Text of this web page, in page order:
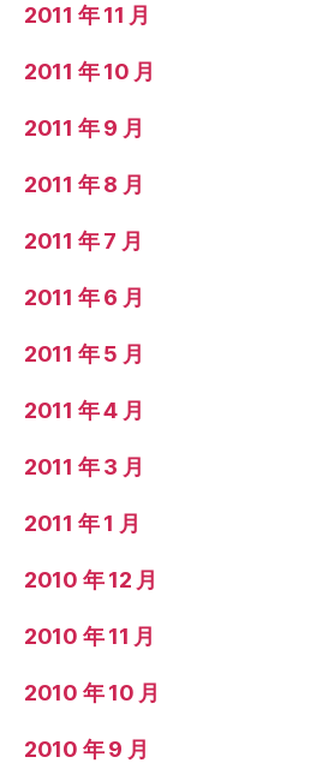
2011 年 11 月
2011 年 10 月
2011 年 9 月
2011 年 8 月
2011 年 7 月
2011 年 6 月
2011 年 5 月
2011 年 4 月
2011 年 3 月
2011 年 1 月
2010 年 12 月
2010 年 11 月
2010 年 10 月
2010 年 9 月